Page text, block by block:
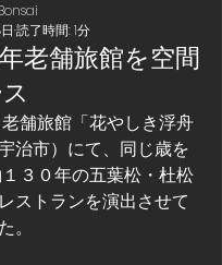
老舗旅館を空間
読了時間: 1分
舗旅館「花やしき浮舟
治市）にて、同じ歳を
３０年の五葉松・杜松
ストランを演出させて
。